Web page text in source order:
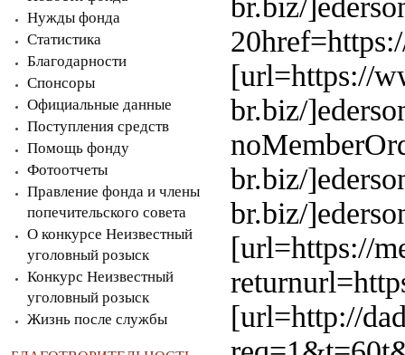
Нужды фонда
Статистика
Благодарности
Спонсоры
Официальные данные
Поступления средств
Помощь фонду
Фотоотчеты
Правление фонда и члены
попечительского совета
О конкурсе Неизвестный
уголовный розыск
Конкурс Неизвестный
уголовный розыск
Жизнь после службы
br.biz/
[url=https://
br.biz/
br.biz/
br.biz/
[url=https://
[url=http://